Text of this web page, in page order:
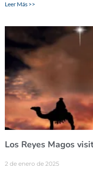
Leer Más >>
Los Reyes Magos
2 de enero de 2025